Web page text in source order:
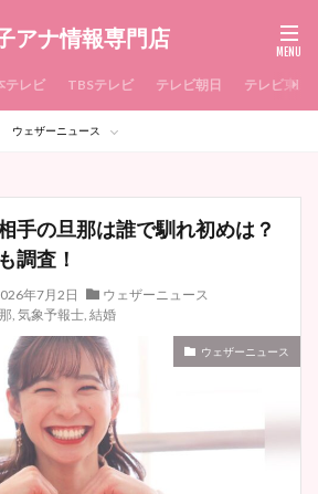
アナ情報専門店
テレビ TBSテレビ テレビ朝日 テレビ東京
ウェザーニュース
手の旦那は誰で馴れ初めは？
調査！
年7月2日
ウェザーニュース
, 気象予報士, 結婚
ウェザーニュース